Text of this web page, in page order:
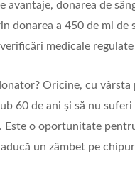
avantaje, donarea de
donarea a 450 de ml de
medicale
Oricine, cu vârsta
60 de ani și să nu
Este o oportunitate
un zâmbet pe